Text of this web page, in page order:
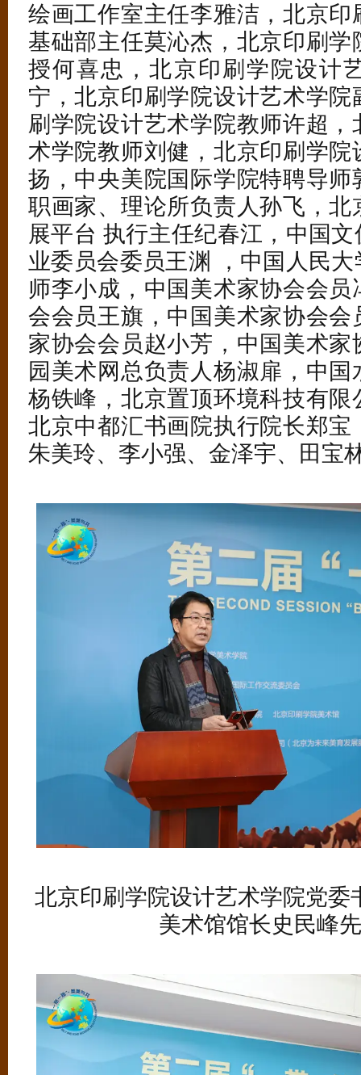
绘画工作室主任李雅洁，北京
基础部主任莫沁杰，北京印刷
授何喜忠，北京印刷学院设计
宁，北京印刷学院设计艺术学
刷学院设计艺术学院教师许超
术学院教师刘健，北京印刷学
扬，中央美院国际学院特聘导
职画家、理论所负责人孙飞，
展平台 执行主任纪春江，中国
业委员会委员王渊 ，中国人民
师李小成，中国美术家协会会
会会员王旗，中国美术家协会
家协会会员赵小芳，中国美术
园美术网总负责人杨淑扉，中
杨铁峰，北京置顶环境科技有
北京中都汇书画院执行院长郑
朱美玲、李小强、金泽宇、田宝
北京印刷学院设计艺术学院党委
美术馆馆长史民峰